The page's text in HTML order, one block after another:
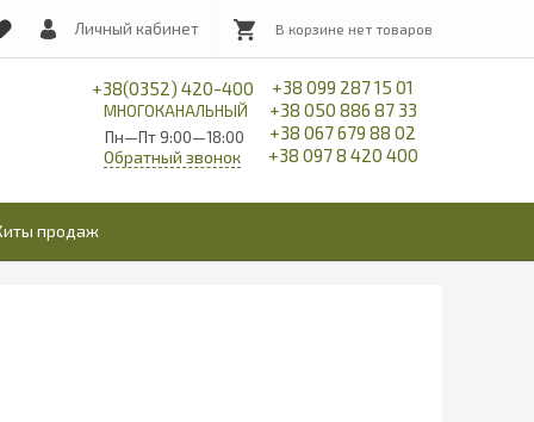
Личный кабинет
+38(0352) 420-400
МНОГОКАНАЛЬНЫЙ
Пн—Пт 9:00—18:00
+38 099 287 15 01
+38 050 886 87 33
+38 067 679 88 02
+38 097 8 420 400
Обратный звонок
продаж